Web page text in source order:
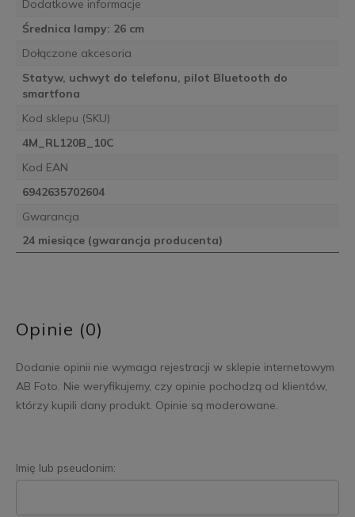
Dodatkowe informacje
Średnica lampy: 26 cm
Dołączone akcesoria
Statyw, uchwyt do telefonu, pilot Bluetooth do
smartfona
Kod sklepu (SKU)
4M_RL120B_10C
Kod EAN
6942635702604
Gwarancja
24 miesiące (gwarancja producenta)
Opinie (0)
Dodanie opinii nie wymaga rejestracji w sklepie internetowym
AB Foto. Nie weryfikujemy, czy opinie pochodzą od klientów,
którzy kupili dany produkt. Opinie są moderowane.
Imię lub pseudonim: